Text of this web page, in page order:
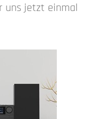
uns jetzt einmal